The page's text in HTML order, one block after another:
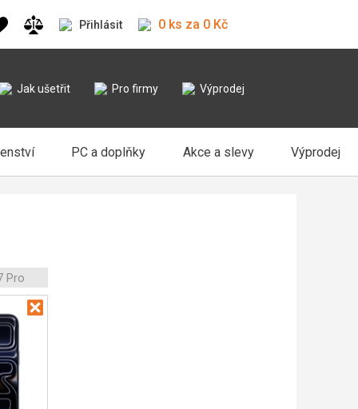
Přihlásit 0 ks za 0 Kč
Jak ušetřit Pro firmy Výprodej
PC a doplňky Akce a slevy Výprodej
Pro